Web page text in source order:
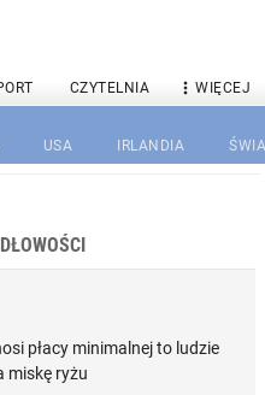
CZYTELNIA  WIĘCEJ
USA IRLANDIA
płacy minimalnej to ludzie
miskę ryżu